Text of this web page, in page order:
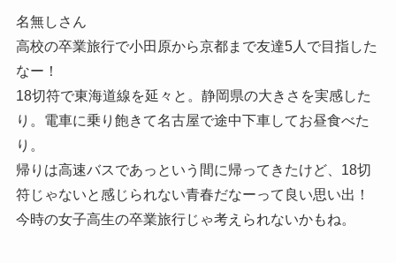
名無しさん
高校の卒業旅行で小田原から京都まで友達5人で目指した
なー！
18切符で東海道線を延々と。静岡県の大きさを実感した
り。電車に乗り飽きて名古屋で途中下車してお昼食べた
り。
帰りは高速バスであっという間に帰ってきたけど、18切
符じゃないと感じられない青春だなーって良い思い出！
今時の女子高生の卒業旅行じゃ考えられないかもね。